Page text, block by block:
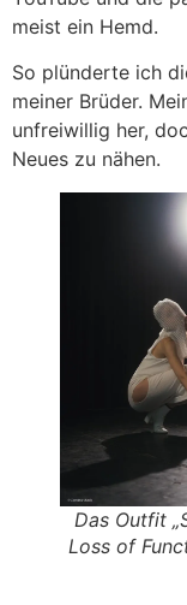
meist ein Hemd.
So plünderte ich
meiner Brüder.
unfreiwillig her,
Neues zu nähen.
Das Outfit
Loss of